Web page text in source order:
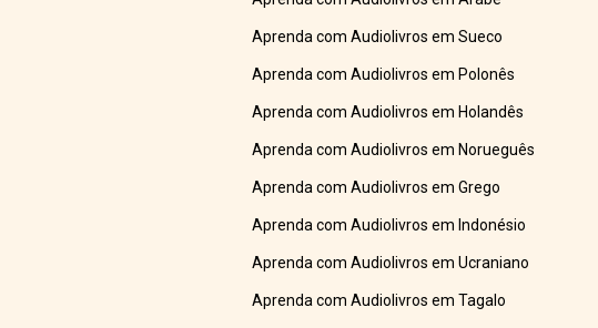
Aprenda com Audiolivros em Sueco
Aprenda com Audiolivros em Polonês
Aprenda com Audiolivros em Holandês
Aprenda com Audiolivros em Norueguês
Aprenda com Audiolivros em Grego
Aprenda com Audiolivros em Indonésio
Aprenda com Audiolivros em Ucraniano
Aprenda com Audiolivros em Tagalo